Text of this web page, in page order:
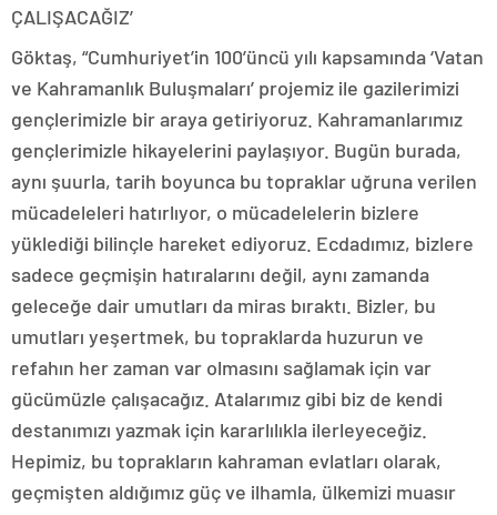
ÇALIŞACAĞIZ’
Göktaş, “Cumhuriyet’in 100’üncü yılı kapsamında ‘Vatan
ve Kahramanlık Buluşmaları’ projemiz ile gazilerimizi
gençlerimizle bir araya getiriyoruz. Kahramanlarımız
gençlerimizle hikayelerini paylaşıyor. Bugün burada,
aynı şuurla, tarih boyunca bu topraklar uğruna verilen
mücadeleleri hatırlıyor, o mücadelelerin bizlere
yüklediği bilinçle hareket ediyoruz. Ecdadımız, bizlere
sadece geçmişin hatıralarını değil, aynı zamanda
geleceğe dair umutları da miras bıraktı. Bizler, bu
umutları yeşertmek, bu topraklarda huzurun ve
refahın her zaman var olmasını sağlamak için var
gücümüzle çalışacağız. Atalarımız gibi biz de kendi
destanımızı yazmak için kararlılıkla ilerleyeceğiz.
Hepimiz, bu toprakların kahraman evlatları olarak,
geçmişten aldığımız güç ve ilhamla, ülkemizi muasır